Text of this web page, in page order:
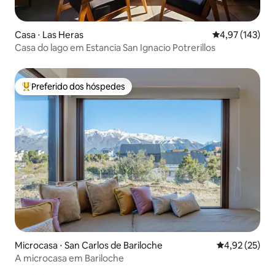
Casa ⋅ Las Heras 4,97 de uma
4,97 (143)
Casa do lago em Estancia San Ignacio Potrerillos
Entre os melhores preferidos dos hóspedes
Preferido dos hóspedes
Microcasa ⋅ San Carlos de Bariloche 4,92 de uma
4,92 (25)
A microcasa em Bariloche